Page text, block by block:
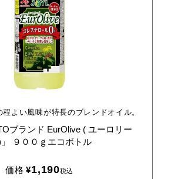
よい風味が特長のブレンドオイル。
ブランド EurOlive ( ユーロリー
９００ｇエコボトル
価格 ¥1,190税込